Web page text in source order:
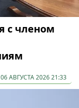
с членом
06 АВГУСТА 2026 21:33